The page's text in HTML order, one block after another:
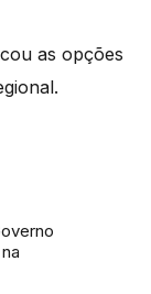
as opções